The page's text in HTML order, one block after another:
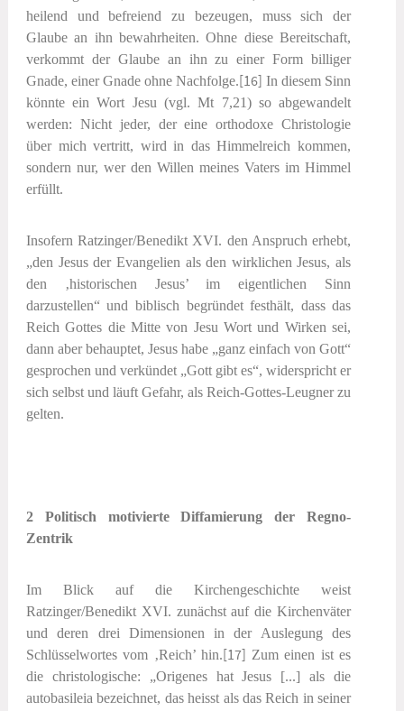
heilend und befreiend zu bezeugen, muss sich der
Glaube an ihn bewahrheiten. Ohne diese Bereitschaft,
verkommt der Glaube an ihn zu einer Form billiger
Gnade, einer Gnade ohne Nachfolge.[16] In diesem Sinn
könnte ein Wort Jesu (vgl. Mt 7,21) so abgewandelt
werden: Nicht jeder, der eine orthodoxe Christologie
über mich vertritt, wird in das Himmelreich kommen,
sondern nur, wer den Willen meines Vaters im Himmel
erfüllt.
Insofern Ratzinger/Benedikt XVI. den Anspruch erhebt,
„den Jesus der Evangelien als den wirklichen Jesus, als
den ‚historischen Jesus’ im eigentlichen Sinn
darzustellen“ und biblisch begründet festhält, dass das
Reich Gottes die Mitte von Jesu Wort und Wirken sei,
dann aber behauptet, Jesus habe „ganz einfach von Gott“
gesprochen und verkündet „Gott gibt es“, widerspricht er
sich selbst und läuft Gefahr, als Reich-Gottes-Leugner zu
gelten.
2 Politisch motivierte Diffamierung der Regno-
Zentrik
Im Blick auf die Kirchengeschichte weist
Ratzinger/Benedikt XVI. zunächst auf die Kirchenväter
und deren drei Dimensionen in der Auslegung des
Schlüsselwortes vom ‚Reich’ hin.[17] Zum einen ist es
die christologische: „Origenes hat Jesus [...] als die
autobasileia bezeichnet, das heisst als das Reich in seiner